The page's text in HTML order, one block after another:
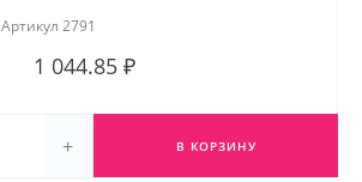
Артикул 2791
1 044.85 ₽
+ В КОРЗИНУ